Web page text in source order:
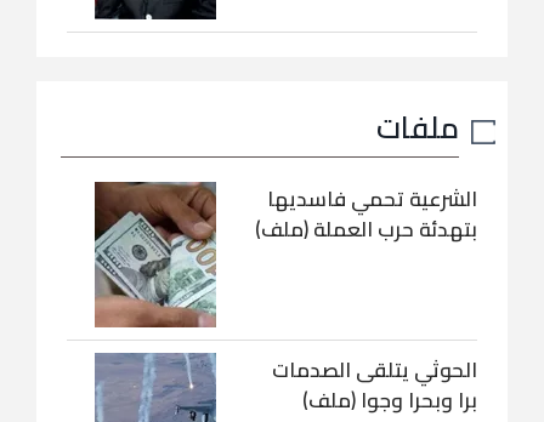
ملفات
الشرعية تحمي فاسديها
بتهدئة حرب العملة (ملف)
الحوثي يتلقى الصدمات
برا وبحرا وجوا (ملف)